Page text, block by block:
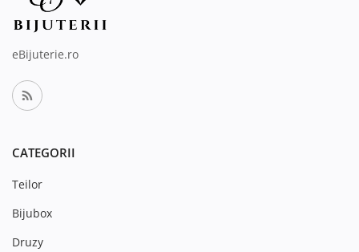
eBijuterie.ro
CATEGORII
Teilor
Bijubox
Druzy